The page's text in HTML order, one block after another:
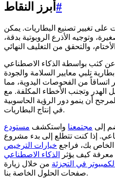
أبرز النقاط #
على تغيير تصنيع البطاريات. يمكن
وتوجيه الأذرع الروبوتية بدقة،
كثب بواسطة الذكاء الاصطناعي
تلبي معايير السلامة والجودة
اتساقاً من الفحوصات اليدوية، مما
الهدر وتجنب الأخطاء المكلفة. مع
أن ينمو دور الرؤية الحاسوبية
في إنتاج البطاريات.
إلى مجتمعنا واستكشف
إذا كنت تتطلع إلى بدء مشروع
الخاص بك، فراجع خيارات الترخيص
معرفة كيف يؤثر
الذكاء الاصطناعي
في التجزئة من خلال زيارة
صفحات الحلول الخاصة بنا.